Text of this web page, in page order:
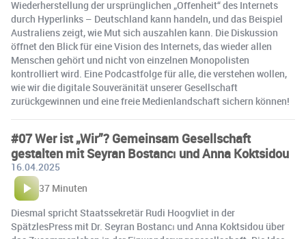
Wiederherstellung der ursprünglichen „Offenheit“ des Internets
durch Hyperlinks – Deutschland kann handeln, und das Beispiel
Australiens zeigt, wie Mut sich auszahlen kann. Die Diskussion
öffnet den Blick für eine Vision des Internets, das wieder allen
Menschen gehört und nicht von einzelnen Monopolisten
kontrolliert wird. Eine Podcastfolge für alle, die verstehen wollen,
wie wir die digitale Souveränität unserer Gesellschaft
zurückgewinnen und eine freie Medienlandschaft sichern können!
#07 Wer ist „Wir”? Gemeinsam Gesellschaft
gestalten mit Seyran Bostancı und Anna Koktsidou
16.04.2025
37 Minuten
Diesmal spricht Staatssekretär Rudi Hoogvliet in der
SpätzlesPress mit Dr. Seyran Bostancı und Anna Koktsidou über